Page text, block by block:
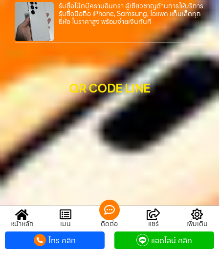
รับซื้อโน๊ตบุ๊ครามอินทรา ผู้เชี่ยวชาญด้านการให้บริการ
รับซื้อมือถือ iPhone, Samsung, ไอแพด แท็บเล็ตทุก
ยี่ห้อ ในราคาสูง พร้อมจ่ายเงินทันที
QR CODE LINE
QR CODE LINE
รับซื้อขายมือถือ.com
หน้าหลัก เมนู ติดต่อ แชร์ เพิ่มเติม
โทร คลิก แอดไลน์ คลิก